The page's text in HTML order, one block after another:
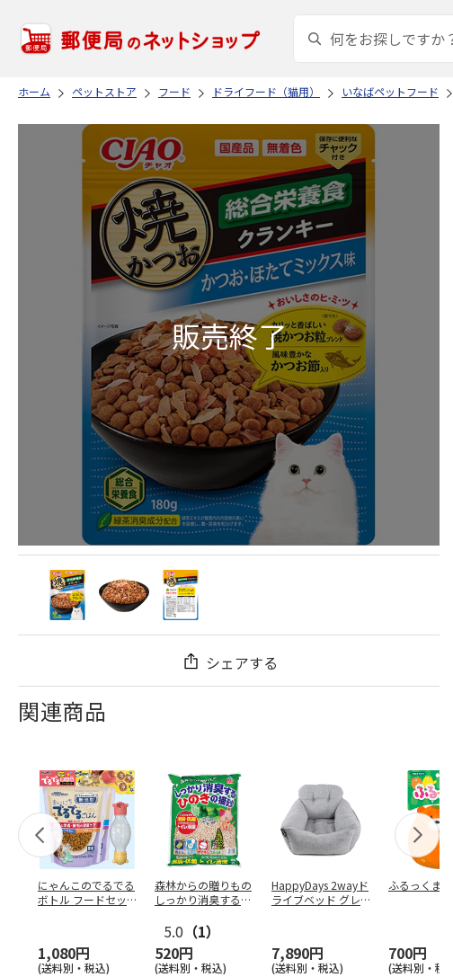
ホーム ペットストア フード ドライフード（猫用） いなばペットフード
シェアする
関連商品
にゃんこのでるでる
ボトル フードセッ
1,080円
(送料別・税込)
森林からの贈りもの
しっかり消臭するひ
5.0 （1）
520円
(送料別・税込)
HappyDays 2wayド
ライブベッド グレ
7,890円
(送料別・税込)
ふるっくま
700円
(送料別・税込)